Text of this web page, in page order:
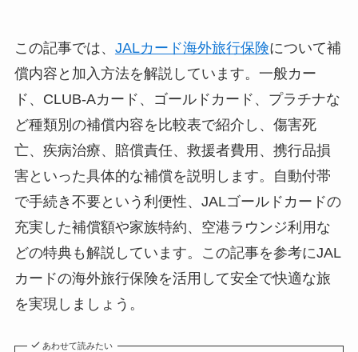
この記事では、 JALカード海外旅行保険について補
償内容と加入方法を解説しています。一般カー
ド、CLUB-Aカード、ゴールドカード、プラチナな
ど種類別の補償内容を比較表で紹介し、傷害死
亡、疾病治療、賠償責任、救援者費用、携行品損
害といった具体的な補償を説明します。自動付帯
で手続き不要という利便性、JALゴールドカードの
充実した補償額や家族特約、空港ラウンジ利用な
どの特典も解説しています。この記事を参考にJAL
カードの海外旅行保険を活用して安全で快適な旅
を実現しましょう。
あわせて読みたい